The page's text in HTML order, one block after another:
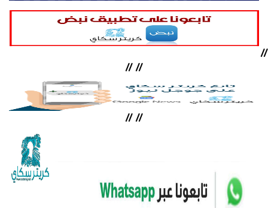
//
//
//
//
//